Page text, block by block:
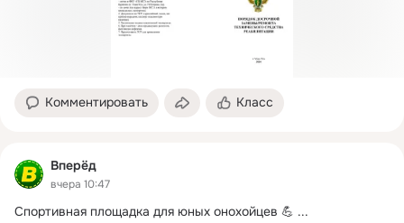
Комментировать Класс
Вперёд
вчера 10:47
Спортивная площадка для юных онохойцев 💪 ...